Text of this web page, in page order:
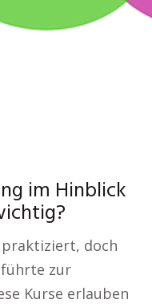
im Hinblick
praktiziert, doch
zur
Kurse erlauben